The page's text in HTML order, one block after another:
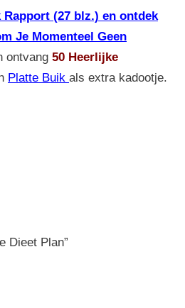
(27 blz.) en ontdek
Je Momenteel Geen
ontvang 50 Heerlijke
Platte Buik als extra kadootje.
Dieet Plan”